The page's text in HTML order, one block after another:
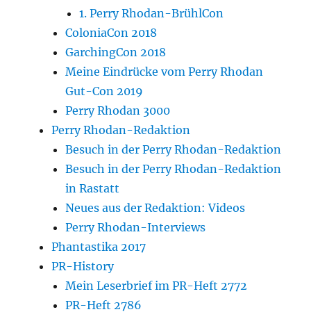
1. Perry Rhodan-BrühlCon
ColoniaCon 2018
GarchingCon 2018
Meine Eindrücke vom Perry Rhodan
Gut-Con 2019
Perry Rhodan 3000
Perry Rhodan-Redaktion
Besuch in der Perry Rhodan-Redaktion
Besuch in der Perry Rhodan-Redaktion
in Rastatt
Neues aus der Redaktion: Videos
Perry Rhodan-Interviews
Phantastika 2017
PR-History
Mein Leserbrief im PR-Heft 2772
PR-Heft 2786